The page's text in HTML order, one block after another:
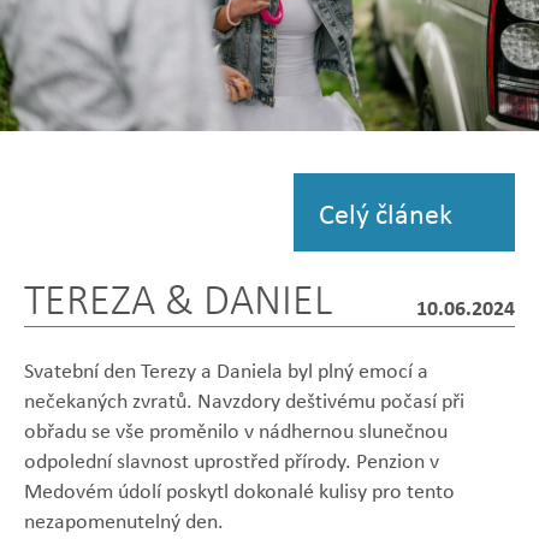
Zobrazit
Zobrazit
Zobrazit
Zobrazit
Zobrazit
Celý článek
TEREZA & DANIEL 10.06.2024
Svatební den Terezy a Daniela byl plný emocí a
nečekaných zvratů. Navzdory deštivému počasí při
obřadu se vše proměnilo v nádhernou slunečnou
odpolední slavnost uprostřed přírody. Penzion v
Medovém údolí poskytl dokonalé kulisy pro tento
nezapomenutelný den.